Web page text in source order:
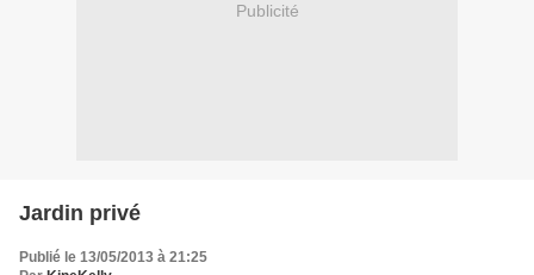
Publicité
Jardin privé
Publié le 13/05/2013 à 21:25